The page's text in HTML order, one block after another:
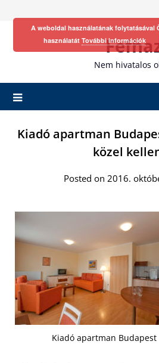
Nem hivatalos
Kiadó apartman
közel
Posted on 2016.
Kiadó apartman Budapest
A weboldal használatának folytatásával
használatát További információk